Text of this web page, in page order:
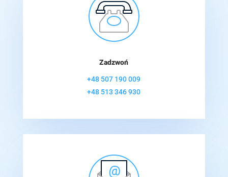
Zadzwoń
+48 507 190 009
+48 513 346 930